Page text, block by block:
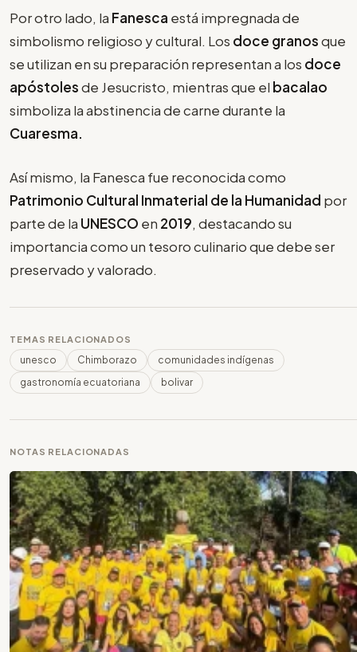
Por otro lado, la Fanesca está impregnada de
simbolismo religioso y cultural. Los doce granosque
se utilizan en su preparación representan a los doce
apóstolesde Jesucristo, mientras que el bacalao
simboliza la abstinencia de carne durante la
Cuaresma.
Así mismo, la Fanesca fue reconocida como
Patrimonio Cultural Inmaterial de la Humanidad por
parte de la UNESCO en 2019, destacando su
importancia como un tesoro culinario que debe ser
preservado y valorado.
TEMAS RELACIONADOS
unesco Chimborazo
comunidades indígenas
gastronomía ecuatoriana
bolivar
NOTAS RELACIONADAS